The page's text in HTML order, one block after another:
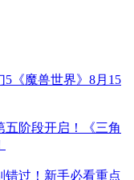
《魔兽世界》8月15
阶段开启！《三角
错过！新手必看重点